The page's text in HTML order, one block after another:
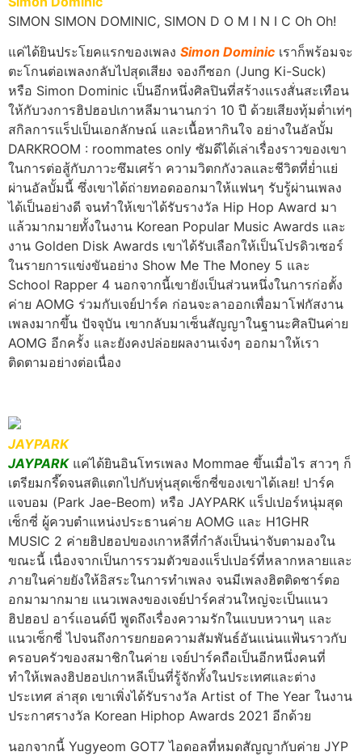
SIMON SIMON DOMINIC, SIMON D O M I N I C Oh Oh!
แค่ได้ยินประโยคแรกของเพลง Simon Dominic เราก็พร้อมจะ
ตะโกนต่อเพลงกลับไปสุดเสียง จองกีซอก (Jung Ki-Suck)
หรือ Simon Dominic เป็นอีกหนึ่งศิลปินที่สร้างแรงสั่นสะเทือน
ให้กับวงการฮิปฮอปเกาหลีมานานกว่า 10 ปี ด้วยเสียงทุ้มต่ำเท่ๆ
สกิลการแร็ปเป็นเอกลักษณ์ และเนื้อหากินใจ อย่างในอัลบั้ม
DARKROOM : roommates only ซัมดีได้เล่าเรื่องราวของเขา
ในการต่อสู้กับภาวะซึมเศร้า ความวิตกกังวลและชีวิตที่ย่ำแย่
ผ่านอัลบั้มนี้ ซึ่งเขาได้ถ่ายทอดออกมาให้แฟนๆ รับรู้ผ่านเพลง
ได้เป็นอย่างดี จนทำให้เขาได้รับรางวัล Hip Hop Award มา
แล้วมากมายทั้งในงาน Korean Popular Music Awards และ
งาน Golden Disk Awards เขาได้รับเลือกให้เป็นโปรดิวเซอร์
ในรายการแข่งขันอย่าง Show Me The Money 5 และ
School Rapper 4 นอกจากนี้เขายังเป็นส่วนหนึ่งในการก่อตั้ง
ค่าย AOMG ร่วมกับเจย์ปาร์ค ก่อนจะลาออกเพื่อมาโฟกัสงาน
เพลงมากขึ้น ปัจจุบัน เขากลับมาเซ็นสัญญาในฐานะศิลปินค่าย
AOMG อีกครั้ง และยังคงปล่อยผลงานเจ๋งๆ ออกมาให้เรา
ติดตามอย่างต่อเนื่อง
JAYPARK
JAYPARKแค่ได้ยินอินโทรเพลง Mommae ขึ้นเมื่อไร สาวๆ ก็
เตรียมกรี๊ดจนสติแตกไปกับหุ่นสุดเซ็กซี่ของเขาได้เลย! ปาร์ค
แจบอม (Park Jae-Beom) หรือ JAYPARK แร็ปเปอร์หนุ่มสุด
เซ็กซี่ ผู้ควบตำแหน่งประธานค่าย AOMG และ H1GHR
MUSIC 2 ค่ายฮิปฮอปของเกาหลีที่กำลังเป็นน่าจับตามองใน
ขณะนี้ เนื่องจากเป็นการรวมตัวของแร็ปเปอร์ที่หลากหลายและ
ภายในค่ายยังให้อิสระในการทำเพลง จนมีเพลงฮิตติดชาร์ตอ
อกมามากมาย แนวเพลงของเจย์ปาร์คส่วนใหญ่จะเป็นแนว
ฮิปฮอป อาร์แอนด์บี พูดถึงเรื่องความรักในแบบหวานๆ และ
แนวเซ็กซี่ ไปจนถึงการยกยอความสัมพันธ์อันแน่นแฟ้นราวกับ
ครอบครัวของสมาชิกในค่าย เจย์ปาร์คถือเป็นอีกหนึ่งคนที่
ทำให้เพลงฮิปฮอปเกาหลีเป็นที่รู้จักทั้งในประเทศและต่าง
ประเทศ ล่าสุด เขาเพิ่งได้รับรางวัล Artist of The Year ในงาน
ประกาศรางวัล Korean Hiphop Awards 2021 อีกด้วย
นอกจากนี้ Yugyeom GOT7 ไอดอลที่หมดสัญญากับค่าย JYP